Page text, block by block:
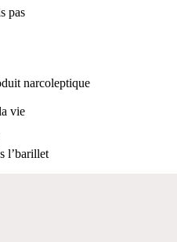
pas
narcoleptique
vie
l’barillet